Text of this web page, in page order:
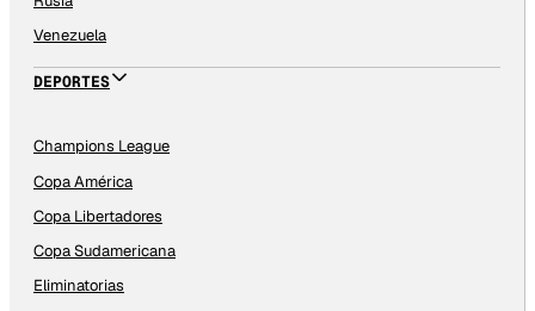
Venezuela
DEPORTES
Champions League
Copa América
Copa Libertadores
Copa Sudamericana
Eliminatorias